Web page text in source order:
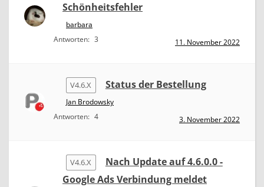
Schönheitsfehler
barbara
Antworten: 3 11. November 2022
V4.6.X Status der Bestellung
Jan Brodowsky
Antworten: 4 3. November 2022
V4.6.X
Nach Update auf 4.6.0.0 -
Google Ads Verbindung meldet